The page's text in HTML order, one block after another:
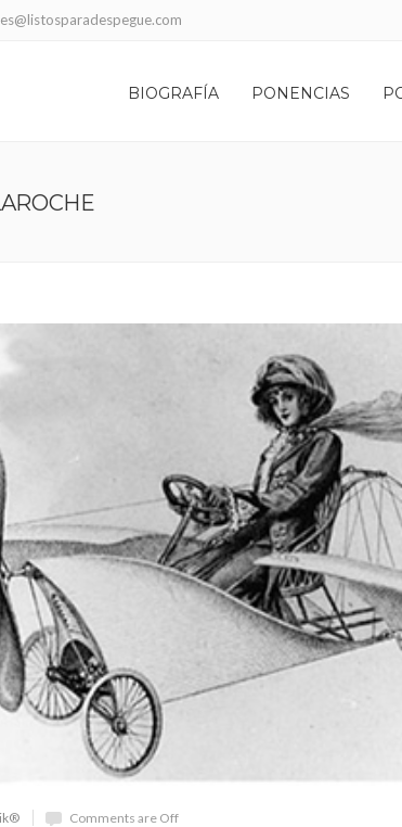
BIOGRAFÍA PONENCIAS
Comments are Off